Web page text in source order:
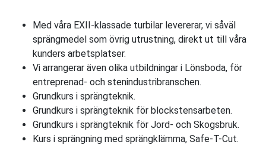
Med våra EXII-klassade turbilar levererar, vi såväl
sprängmedel som övrig utrustning, direkt ut till våra
kunders arbetsplatser.
Vi arrangerar även olika utbildningar i Lönsboda, för
entreprenad- och stenindustribranschen.
Grundkurs i sprängteknik.
Grundkurs i sprängteknik för blockstensarbeten.
Grundkurs i sprängteknik för Jord- och Skogsbruk.
Kurs i sprängning med sprängklämma, Safe-T-Cut.